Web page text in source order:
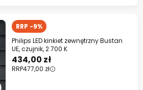
RRP -9%
Philips LED kinkiet zewnętrzny Bustan
UE, czujnik, 2 700 K
434,00 zł
RRP477,00 zł